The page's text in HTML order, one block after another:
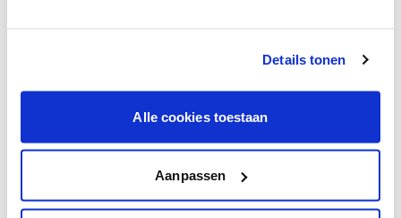
Details tonen
Alle cookies toestaan
Aanpassen
Ontdek er kleurechte stalen van je
kleurenselectie.
Bekijk er de bijhorende tinten om je kleur